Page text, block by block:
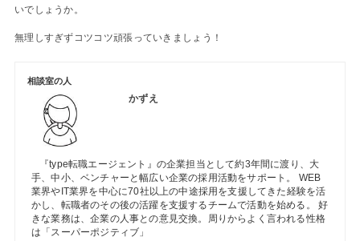
いでしょうか。
無理しすぎずコツコツ頑張っていきましょう！
相談室の人
かずえ
『type転職エージェント』の企業担当として約3年間に渡り、大
手、中小、ベンチャーと幅広い企業の採用活動をサポート。 WEB
業界やIT業界を中心に70社以上の中途採用を支援してきた経験を活
かし、転職者のその後の活躍を支援するチームで活動を始める。 好
きな業務は、企業の人事との意見交換。周りからよく言われる性格
は「スーパーポジティブ」